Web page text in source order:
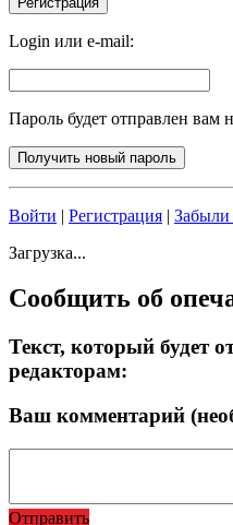
Login или e-mail:
Пароль будет отправлен вам
Войти | Регистрация | Забыли
Загрузка...
Сообщить об
Текст, который будет
редакторам:
Ваш комментарий
Отправить